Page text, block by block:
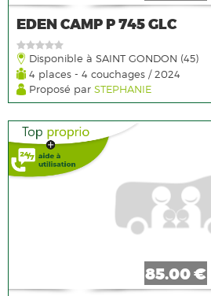
EDEN CAMP P 745 GLC
Disponible à SAINT GONDON (45)
4 places - 4 couchages / 2024
Proposé parSTEPHANIE
85.00 €